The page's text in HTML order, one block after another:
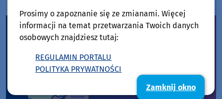
Prosimy o zapoznanie się ze zmianami. Więcej
informacji na temat przetwarzania Twoich danych
osobowych znajdziesz tutaj:
REGULAMIN PORTALU
POLITYKA PRYWATNOŚCI
Zamknij okno